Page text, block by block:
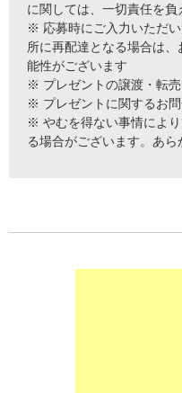
に関しては、一切責任を負
※ 応募時にご入力いただ
所に再配達となる場合は
能性がございます
※ プレゼントの譲渡・転
※ プレゼントに関するお
※ やむを得ない事情によ
る場合がございます。あ